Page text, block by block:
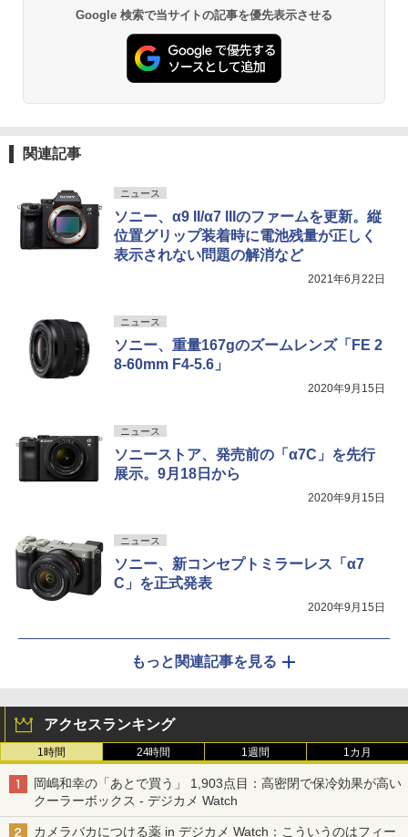
Google 検索で当サイトの記事を優先表示させる
関連記事
ニュース
ソニー、α9 II/α7 IIIのファームを更新。縦
位置グリップ装着時に電池残量が正しく
表示されない問題の解消など
2021年6月22日
ニュース
ソニー、重量167gのズームレンズ「FE 2
8-60mm F4-5.6」
2020年9月15日
ニュース
ソニーストア、発売前の「α7C」を先行
展示。9月18日から
2020年9月15日
ニュース
ソニー、新コンセプトミラーレス「α7
C」を正式発表
2020年9月15日
もっと関連記事を見る
アクセスランキング
1時間 24時間 1週間 1カ月
岡嶋和幸の「あとで買う」 1,903点目：高密閉で保冷効果が高い
クーラーボックス - デジカメ Watch
カメラバカにつける薬 in デジカメ Watch：こういうのはフィー